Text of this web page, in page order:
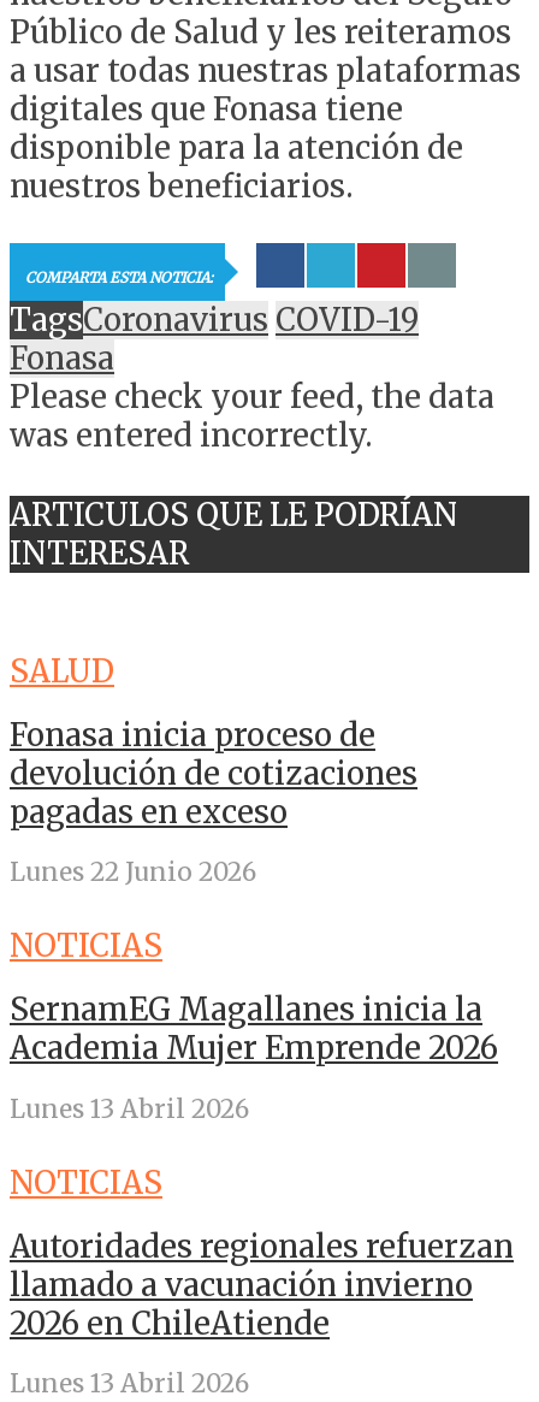
Público de Salud y les reiteramos
a usar todas nuestras plataformas
digitales que Fonasa tiene
disponible para la atención de
nuestros beneficiarios.
COMPARTA ESTA NOTICIA:
TagsCoronavirus COVID-19
Fonasa
Please check your feed, the data
was entered incorrectly.
ARTICULOS QUE LE PODRÍAN
INTERESAR
SALUD
Fonasa inicia proceso de
devolución de cotizaciones
pagadas en exceso
Lunes 22 Junio 2026
NOTICIAS
SernamEG Magallanes inicia la
Academia Mujer Emprende 2026
Lunes 13 Abril 2026
NOTICIAS
Autoridades regionales refuerzan
llamado a vacunación invierno
2026 en ChileAtiende
Lunes 13 Abril 2026